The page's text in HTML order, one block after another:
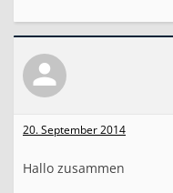
20. September 2014
Hallo zusammen